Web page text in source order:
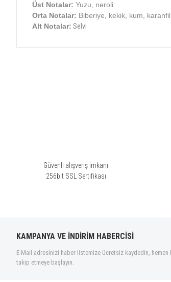
Üst Notalar: Yuzu, neroli
Orta Notalar: Biberiye, kekik, kum,
Alt Notalar: Selvi
Güvenli alışveriş imkanı
256bit SSL Sertifikası
KAMPANYA VE İNDİRİM HABERCİSİ
E-Mail adresinizi haber listemize ücretsiz kaydedin, hemen
takip etmeye başlayın.